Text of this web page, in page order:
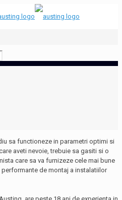
sa functioneze in parametri optimi si
aveti nevoie, trebuie sa gasiti si o
care sa va furnizeze cele mai bune
de montaj a instalatiilor